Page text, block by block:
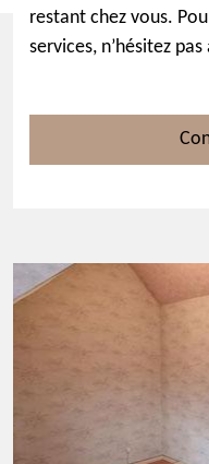
restant chez vous.
services, n’hésitez